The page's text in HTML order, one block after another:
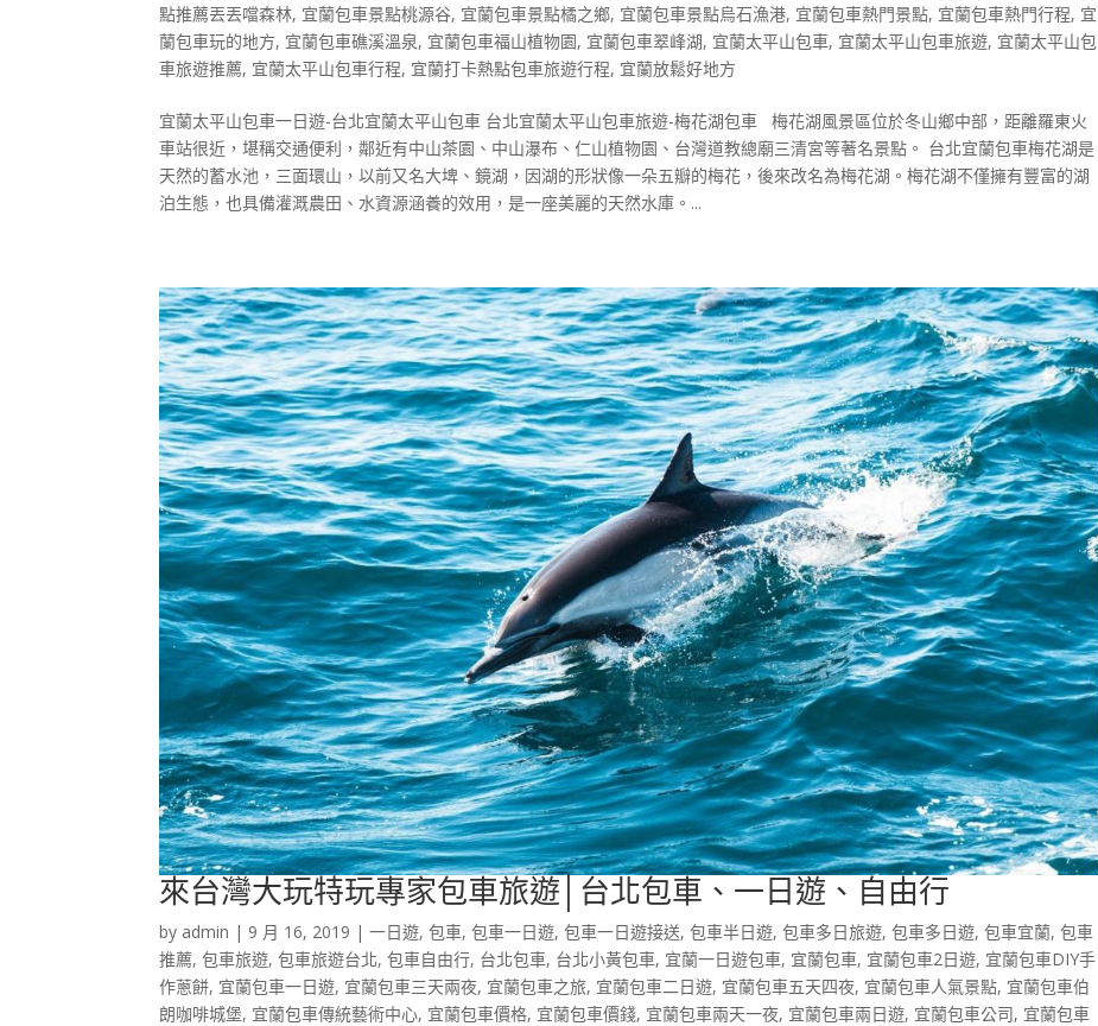
點推薦丟丟噹森林, 宜蘭包車景點桃源谷, 宜蘭包車景點橘之鄉, 宜蘭包車景點烏石漁港, 宜蘭包車熱門景點, 宜蘭包車熱門行程, 宜
蘭包車玩的地方, 宜蘭包車礁溪溫泉, 宜蘭包車福山植物園, 宜蘭包車翠峰湖, 宜蘭太平山包車, 宜蘭太平山包車旅遊, 宜蘭太平山包
車旅遊推薦, 宜蘭太平山包車行程, 宜蘭打卡熱點包車旅遊行程, 宜蘭放鬆好地方
宜蘭太平山包車一日遊-台北宜蘭太平山包車 台北宜蘭太平山包車旅遊-梅花湖包車 梅花湖風景區位於冬山鄉中部，距離羅東火
車站很近，堪稱交通便利，鄰近有中山茶園、中山瀑布、仁山植物園、台灣道教總廟三清宮等著名景點。 台北宜蘭包車梅花湖是
天然的蓄水池，三面環山，以前又名大埤、鏡湖，因湖的形狀像一朵五瓣的梅花，後來改名為梅花湖。梅花湖不僅擁有豐富的湖
泊生態，也具備灌溉農田、水資源涵養的效用，是一座美麗的天然水庫。...
來台灣大玩特玩專家包車旅遊│台北包車、一日遊、自由行
by admin | 9 月 16, 2019 |一日遊,包車,包車一日遊,包車一日遊接送,包車半日遊,包車多日旅遊,包車多日遊,包車宜蘭,包車
推薦,包車旅遊,包車旅遊台北,包車自由行, 台北包車, 台北小黃包車, 宜蘭一日遊包車, 宜蘭包車, 宜蘭包車2日遊, 宜蘭包車DIY手
作蔥餅, 宜蘭包車一日遊, 宜蘭包車三天兩夜, 宜蘭包車之旅, 宜蘭包車二日遊, 宜蘭包車五天四夜, 宜蘭包車人氣景點, 宜蘭包車伯
朗咖啡城堡, 宜蘭包車傳統藝術中心, 宜蘭包車價格, 宜蘭包車價錢, 宜蘭包車兩天一夜, 宜蘭包車兩日遊, 宜蘭包車公司, 宜蘭包車